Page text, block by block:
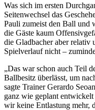
Was sich im ersten
Seitenwechsel das
Pauli zumeist den Ball und
die Gäste kaum
die Gladbacher aber
Spielverlauf nicht –
„Das war schon auch Teil
Ballbesitz überlässt, um
sagte Trainer Gerardo
ganz wie geplant
wir keine Entlastung mehr,